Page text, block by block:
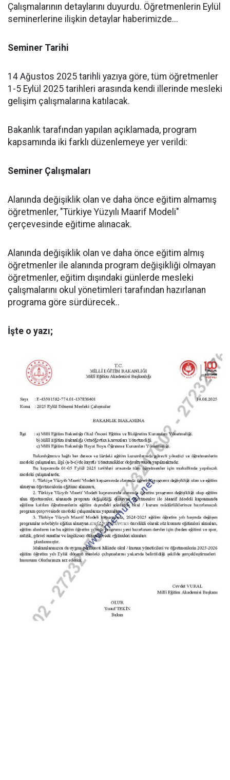
Çalışmalarının detaylarını duyurdu. Öğretmenlerin Eylül
seminerlerine ilişkin detaylar haberimizde...
Seminer Tarihi
14 Ağustos 2025 tarihli yazıya göre, tüm öğretmenler
1-5 Eylül 2025 tarihleri arasında kendi illerinde mesleki
gelişim çalışmalarına katılacak.
Bakanlık tarafından yapılan açıklamada, program
kapsamında iki farklı düzenlemeye yer verildi:
Seminer Çalışmaları
Alanında değişiklik olan ve daha önce eğitim almamış
öğretmenler, "Türkiye Yüzyılı Maarif Modeli"
çerçevesinde eğitime alınacak.
Alanında değişiklik olan ve daha önce eğitim almış
öğretmenler ile alanında program değişikliği olmayan
öğretmenler, eğitim dışındaki günlerde mesleki
çalışmalarını okul yönetimleri tarafından hazırlanan
programa göre sürdürecek..
İşte o yazı;